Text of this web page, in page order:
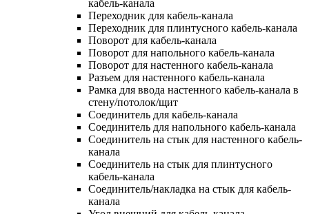
кабель-канала
Переходник для кабель-канала
Переходник для плинтусного кабель-канала
Поворот для кабель-канала
Поворот для напольного кабель-канала
Поворот для настенного кабель-канала
Разъем для настенного кабель-канала
Рамка для ввода настенного кабель-канала в
стену/потолок/щит
Соединитель для кабель-канала
Соединитель для напольного кабель-канала
Соединитель на стык для настенного кабель-
канала
Соединитель на стык для плинтусного
кабель-канала
Соединитель/накладка на стык для кабель-
канала